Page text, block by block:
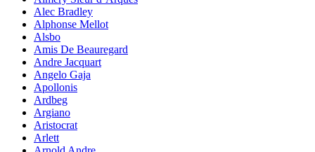
Alec Bradley
Alphonse Mellot
Alsbo
Amis De Beauregard
Andre Jacquart
Angelo Gaja
Apollonis
Ardbeg
Argiano
Aristocrat
Arlett